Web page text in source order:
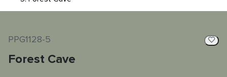
PPG1128-5
Forest Cave